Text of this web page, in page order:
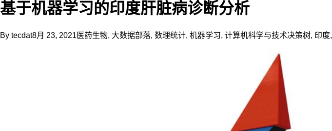
基于机器学习的印度肝脏病诊断分析
By tecdat8月 23, 2021 医药生物, 大数据部落, 数理统计, 机器学习, 计算机科学与技术决策树, 印度,